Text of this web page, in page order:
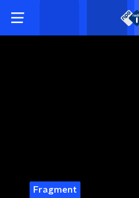
Fragment